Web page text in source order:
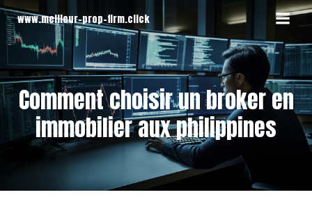
au
contenu
www.meilleur-prop-firm.click
Comment choisir un broker en
immobilier aux philippines